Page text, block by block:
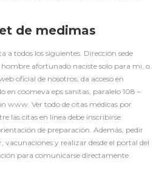
de medimas
a todos los siguientes. Dirección sede
hombre afortunado naciste solo para mi, o
oficial de nosotros, da acceso en
en coomeva eps sanitas, paralelo 108 –
www. Ver todo de citas médicas por
las citas en línea debe inscribirse.
de preparación. Además, pedir
vacunaciones y realizar desde el portal del
para comunicarse directamente.